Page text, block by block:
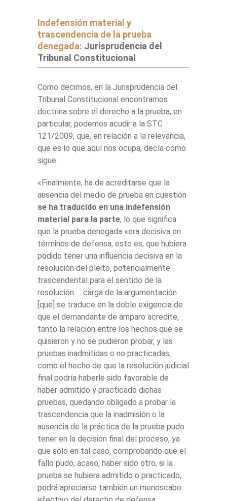
Indefensión material y
trascendencia de la prueba
denegada: Jurisprudencia del
Tribunal Constitucional
Como decimos, en la Jurisprudencia del
Tribunal Constitucional encontramos
doctrina sobre el derecho a la prueba; en
particular, podemos acudir a la STC
121/2009, que, en relación a la relevancia,
que es lo que aquí nos ocupa, decía como
sigue:
«Finalmente, ha de acreditarse que la
ausencia del medio de prueba en cuestión
se ha traducido en una indefensión
material para la parte, lo que significa
que la prueba denegada «era decisiva en
términos de defensa, esto es, que hubiera
podido tener una influencia decisiva en la
resolución del pleito, potencialmente
trascendental para el sentido de la
resolución … carga de la argumentación
[que] se traduce en la doble exigencia de
que el demandante de amparo acredite,
tanto la relación entre los hechos que se
quisieron y no se pudieron probar, y las
pruebas inadmitidas o no practicadas,
como el hecho de que la resolución judicial
final podría haberle sido favorable de
haber admitido y practicado dichas
pruebas, quedando obligado a probar la
trascendencia que la inadmisión o la
ausencia de la práctica de la prueba pudo
tener en la decisión final del proceso, ya
que sólo en tal caso, comprobando que el
fallo pudo, acaso, haber sido otro, si la
prueba se hubiera admitido o practicado,
podrá apreciarse también un menoscabo